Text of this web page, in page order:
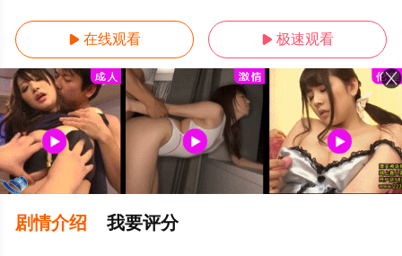
 在线观看  极速观看
剧情介绍 我要评分